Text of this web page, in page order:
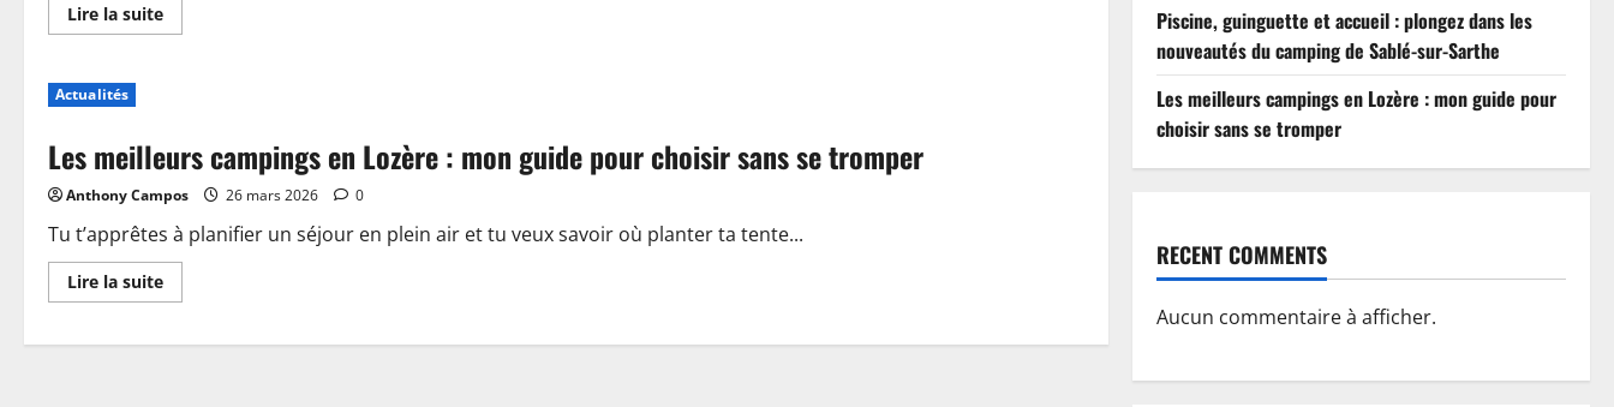
Lire la suiteEn
savoir
:
plongez
les
du
camping
de
Sablé-
sur-
Actualités
Les meilleurs campings en Lozère : mon guide pour choisir sans se tromper
Anthony Campos 26 mars 2026 0
Tu t’apprêtes à planifier un séjour en plein air et tu veux savoir où planter ta tente...
Lire la suiteEn
savoir
Les
Piscine, guinguette et accueil : plongez dans les
nouveautés du camping de Sablé-sur-Sarthe
Les meilleurs campings en Lozère : mon guide pour
choisir sans se tromper
RECENT COMMENTS
Aucun commentaire à afficher.